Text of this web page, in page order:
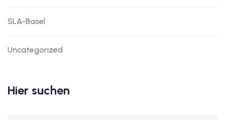
SLA-Basel
Uncategorized
Hier suchen